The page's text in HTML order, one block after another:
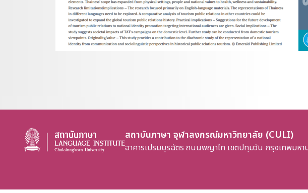
สถาบันภาษา จุฬาลงกรณ์มหาวิทยาลัย (CULI)
อาคารเปรมบุรฉัตร ถนนพญาไท เขตปทุมวัน กรุงเทพมห